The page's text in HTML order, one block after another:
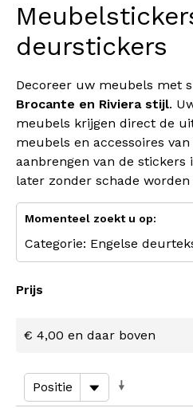
deurstickers
Decoreer uw meubels met
Brocante en Riviera stijl.
meubels krijgen direct de
meubels en accessoires
aanbrengen van de stickers
later zonder schade
Momenteel zoekt u op:
Categorie: Engelse
Prijs
€ 4,00 en daar boven